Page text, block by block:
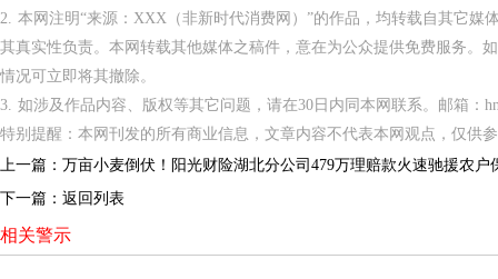
2. 本网注明“来源：XXX（非新时代消费网）”的作品，均转载自其它
其真实性负责。本网转载其他媒体之稿件，意在为公众提供免费服务。
情况可立即将其撤除。
3. 如涉及作品内容、版权等其它问题，请在30日内同本网联系。邮箱：
特别提醒：本网刊发的所有商业信息，文章内容不代表本网观点，仅供
上一篇： 万亩小麦倒伏！阳光财险湖北分公司479万理赔款火速驰援农户
下一篇： 返回列表
相关警示